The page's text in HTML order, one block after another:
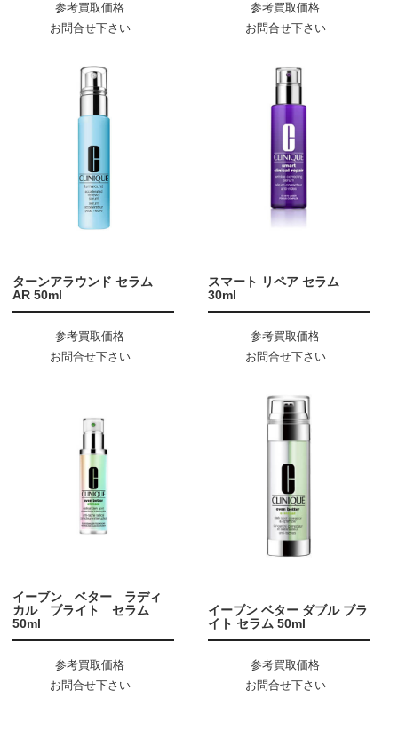
参考買取価格
お問合せ下さい
参考買取価格
お問合せ下さい
ターンアラウンド セラム
AR 50ml
参考買取価格
お問合せ下さい
スマート リペア セラム
30ml
参考買取価格
お問合せ下さい
イーブン ベター ラディ
カル ブライト セラム
50ml
参考買取価格
お問合せ下さい
イーブン ベター ダブル ブラ
イト セラム 50ml
参考買取価格
お問合せ下さい